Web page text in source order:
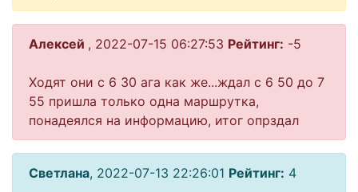
Алексей , 2022-07-15 06:27:53 Рейтинг: -5
Ходят они с 6 30 ага как же...ждал с 6 50 до 7
55 пришла только одна маршрутка,
понадеялся на информацию, итог опрздал
Светлана, 2022-07-13 22:26:01 Рейтинг: 4